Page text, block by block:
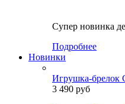
Супер новинка
Подробнее
Новинки
Игрушка-брелок
3 490 руб